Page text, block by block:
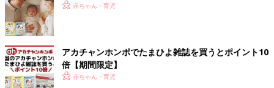
赤ちゃん・育児
アカチャンホンポでたまひよ雑誌を買うとポイント10
倍【期間限定】
赤ちゃん・育児